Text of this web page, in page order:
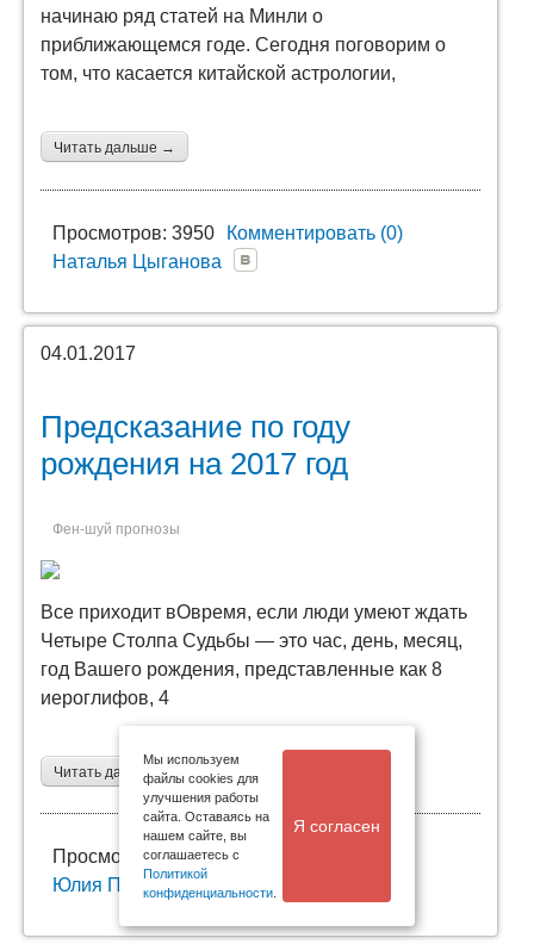
начинаю ряд статей на Минли о
приближающемся годе. Сегодня поговорим о
том, что касается китайской астрологии,
Читать дальше →
Просмотров: 3950
Комментировать (0)
Наталья Цыганова
04.01.2017
Предсказание по году
рождения на 2017 год
Фен-шуй прогнозы
Все приходит вОвремя, если люди умеют ждать
Четыре Столпа Судьбы — это час, день, месяц,
год Вашего рождения, представленные как 8
иероглифов, 4
Читать дальше →
Просмотров: 4758 Комментировать (5)
Юлия Полещук
Мы используем
файлы cookies для
улучшения работы
сайта. Оставаясь на
нашем сайте, вы
соглашаетесь с
Политикой
конфиденциальности
Я согласен